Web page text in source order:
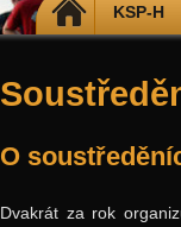
DOMŮ KSP-H
O
Dvakrát za rok